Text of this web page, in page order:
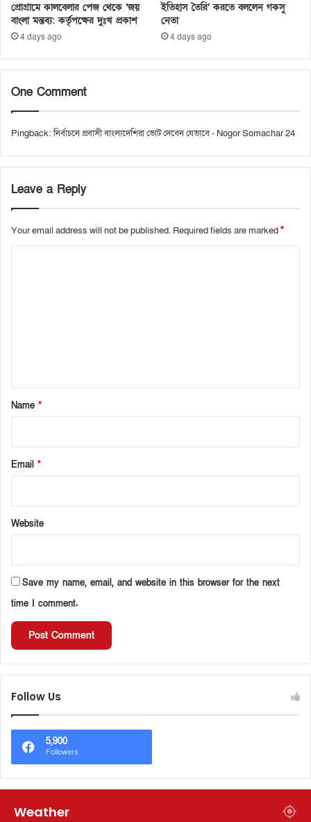
প্রোগ্রামে কালবেলার পেজ থেকে ‘জয়
বাংলা মন্তব্য: কর্তৃপক্ষের দুঃখ প্রকাশ
4 days ago
ইতিহাস তৈরি’ করতে বললেন গকসু
নেতা
4 days ago
One Comment
Pingback:নির্বাচনে প্রবাসী বাংলাদেশিরা ভোট দেবেন যেভাবে - Nogor Somachar 24
Leave a Reply
Your email address will not be published. Required fields are marked*
*
Name *
Email *
Website
Save my name, email, and website in this browser for the next
time I comment.
Follow Us
5,900
Followers
Weather